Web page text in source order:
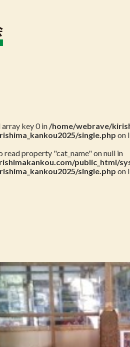
array key 0 in/home/webrave/
single.php on
read property "cat_name" on null in
public_html/
single.php on